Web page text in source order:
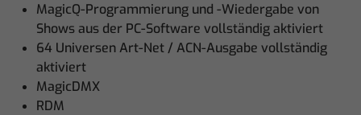
MagicQ-Programmierung und -Wiedergabe von
Shows aus der PC-Software vollständig aktiviert
64 Universen Art-Net / ACN-Ausgabe vollständig
aktiviert
MagicDMX
RDM